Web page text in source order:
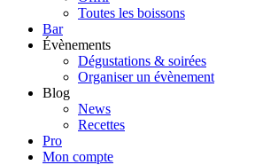
Toutes les boissons
Bar
Évènements
Dégustations & soirées
Organiser un évènement
Blog
News
Recettes
Pro
Mon compte